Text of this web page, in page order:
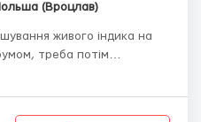
(Вроцлав)
живого індика на
треба потім
Жінки - убій